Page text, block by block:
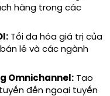
hàng trong các
Tối đa hóa giá trị của
lẻ và các ngành
Omnichannel: Tạo
đến ngoại tuyến